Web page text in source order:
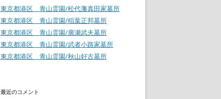
東京都港区 青山霊園/松代藩真田家墓所
東京都港区 青山霊園/稲葉正邦墓所
東京都港区 青山霊園/廣瀬武夫墓所
東京都港区 青山霊園/武者小路家墓所
東京都港区 青山霊園/秋山好古墓所
最近のコメント